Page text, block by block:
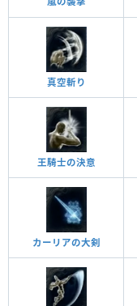
真空斬り
王騎士の決意
カーリアの大剣